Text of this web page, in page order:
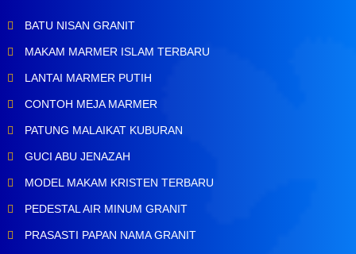
BATU NISAN GRANIT
MAKAM MARMER ISLAM TERBARU
LANTAI MARMER PUTIH
CONTOH MEJA MARMER
PATUNG MALAIKAT KUBURAN
GUCI ABU JENAZAH
MODEL MAKAM KRISTEN TERBARU
PEDESTAL AIR MINUM GRANIT
PRASASTI PAPAN NAMA GRANIT